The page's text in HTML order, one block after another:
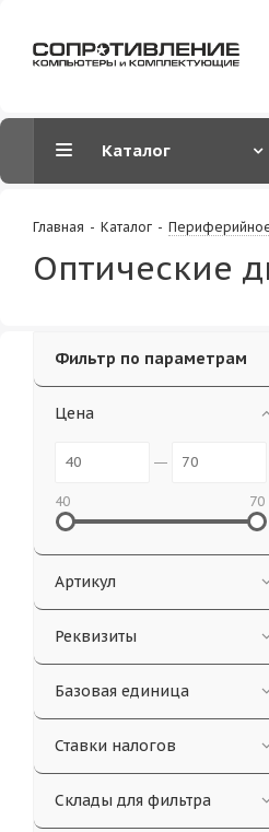
Каталог
Главная - Каталог -
Оптические
Фильтр по параметрам
Цена
40 70
Артикул
Реквизиты
Базовая единица
Ставки налогов
Склады для фильтра